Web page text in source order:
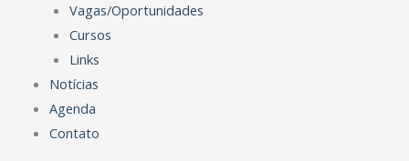
Vagas/Oportunidades
Cursos
Links
Notícias
Agenda
Contato